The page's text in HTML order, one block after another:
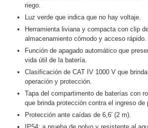
Network
Video
RecordersOcultas
-
PinholeProfesionales
-
CajaPTZTérmicasWiFi
Inalámbricas
Cámaras
riego.
Luz verde que indica que no hay voltaje.
Herramienta liviana y compacta con clip
almacenamiento cómodo y acceso rápido.
Función de apagado automático que
vida útil de la batería.
Clasificación de CAT IV 1000 V que
operación y protección.
Tapa del compartimento de baterías con
que brinda protección contra el ingreso de
Protección ante caídas de 6,6′ (2 m).